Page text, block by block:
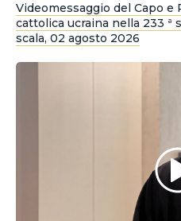
Videomessaggio del Capo e
cattolica ucraina nella 233 ª
scala, 02 agosto 2026